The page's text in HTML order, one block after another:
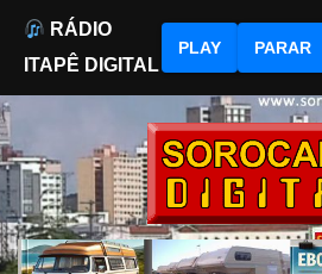
to
content
RÁDIO
ITAPÊ DIGITAL
PLAY PARAR